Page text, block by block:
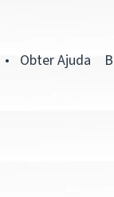
Obter Ajuda